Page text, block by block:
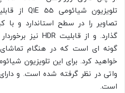
تصاویر را در سطح استاندارد و
گونه ای است که در هنگام
واتی در نظر گرفته شده است. و
است.